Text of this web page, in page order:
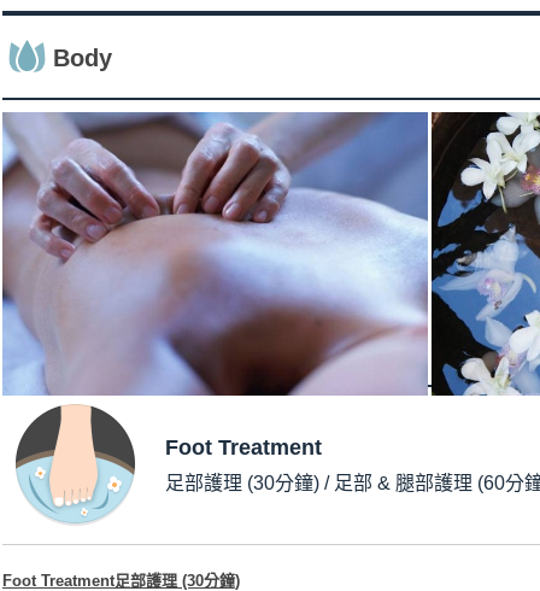
Body
Foot Treatment
足部護理 (30分鐘) / 足部 & 腿部護理 (60分
Foot Treatment足部護理 (30分鐘)